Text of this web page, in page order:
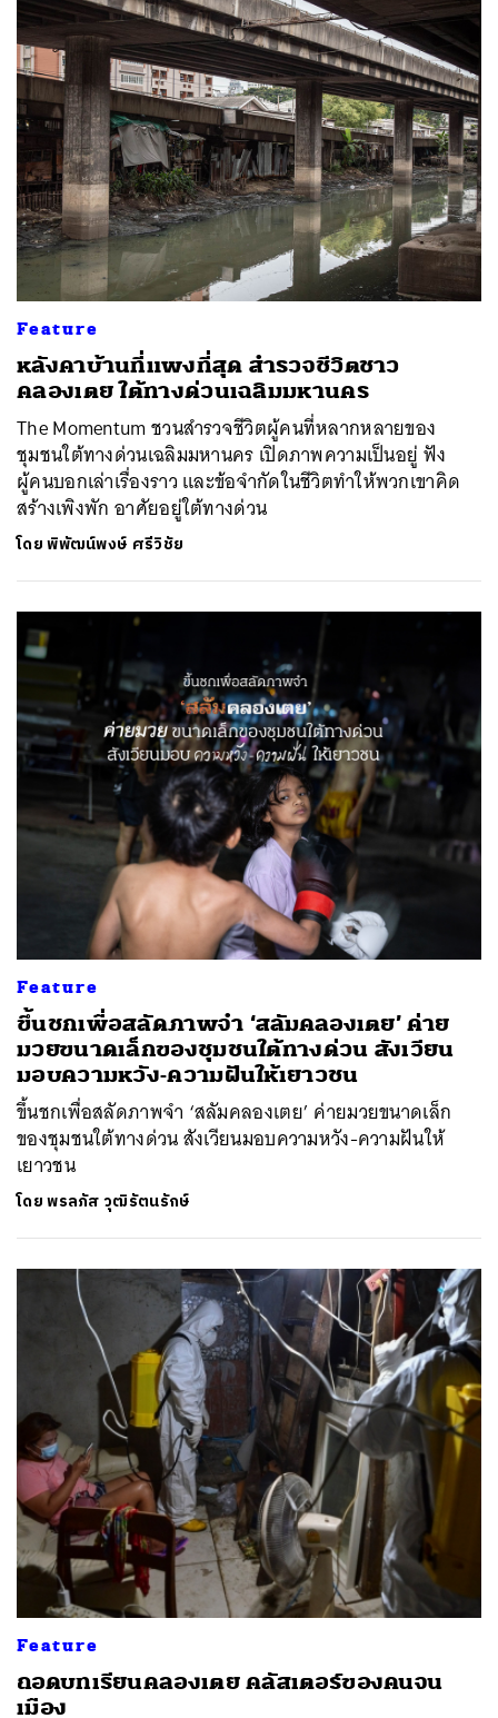
Feature
หลังคาบ้านที่แพงที่สุด สำรวจชีวิตชาว
คลองเตย ใต้ทางด่วนเฉลิมมหานคร
The Momentum ชวนสำรวจชีวิตผู้คนที่หลากหลายของ
ชุมชนใต้ทางด่วนเฉลิมมหานคร เปิดภาพความเป็นอยู่ ฟัง
ผู้คนบอกเล่าเรื่องราว และข้อจำกัดในชีวิตทำให้พวกเขาคิด
สร้างเพิงพัก อาศัยอยู่ใต้ทางด่วน
โดยพิพัฒน์พงษ์ ศรีวิชัย
Feature
ขึ้นชกเพื่อสลัดภาพจำ ‘สลัมคลองเตย’ ค่าย
มวยขนาดเล็กของชุมชนใต้ทางด่วน สังเวียน
มอบความหวัง-ความฝันให้เยาวชน
ขึ้นชกเพื่อสลัดภาพจำ ‘สลัมคลองเตย’ ค่ายมวยขนาดเล็ก
ของชุมชนใต้ทางด่วน สังเวียนมอบความหวัง-ความฝันให้
เยาวชน
โดยพรลภัส วุฒิรัตนรักษ์
Feature
ถอดบทเรียนคลองเตย คลัสเตอร์ของคนจน
เมือง
ค้นหา
SHARE TWEET LINE EMAIL